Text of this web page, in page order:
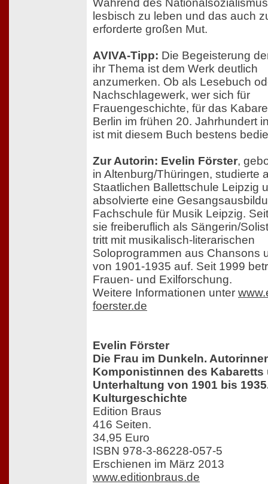
lesbisch zu leben und das auch
erforderte großen Mut.
AVIVA-Tipp: Die Begeisterung
ihr Thema ist dem Werk deutlich
anzumerken. Ob als Lesebuch
Nachschlagewerk, wer sich für
Frauengeschichte, für das
Berlin im frühen 20. Jahrhundert
ist mit diesem Buch bestens
Zur Autorin: Evelin Förster,
in Altenburg/Thüringen, studierte
Staatlichen Ballettschule Leipzig
absolvierte eine
Fachschule für Musik Leipzig.
sie freiberuflich als Sängerin/
tritt mit musikalisch-literarischen
Soloprogrammen aus Chansons
von 1901-1935 auf. Seit 1999
Frauen- und Exilforschung.
Weitere Informationen unter
foerster.de
Evelin Förster
Die Frau im Dunkeln.
Komponistinnen des Kabaretts
Unterhaltung von 1901 bis
Kulturgeschichte
Edition Braus
416 Seiten.
34,95 Euro
ISBN 978-3-86228-057-5
Erschienen im März 2013
www.editionbraus.de